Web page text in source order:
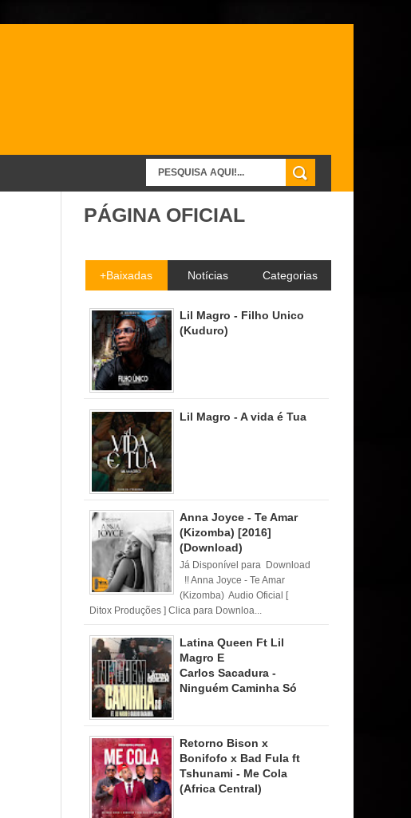
PÁGINA OFICIAL
+Baixadas Notícias Categorias
Lil Magro - Filho Unico
(Kuduro)
Lil Magro - A vida é Tua
Anna Joyce - Te Amar
(Kizomba) [2016]
(Download)
Já Disponível para Download
!! Anna Joyce - Te Amar
(Kizomba) Audio Oficial [
Ditox Produções ] Clica para Downloa...
Latina Queen Ft Lil
Magro E
Carlos Sacadura -
Ninguém Caminha Só
Retorno Bison x
Bonifofo x Bad Fula ft
Tshunami - Me Cola
(Africa Central)